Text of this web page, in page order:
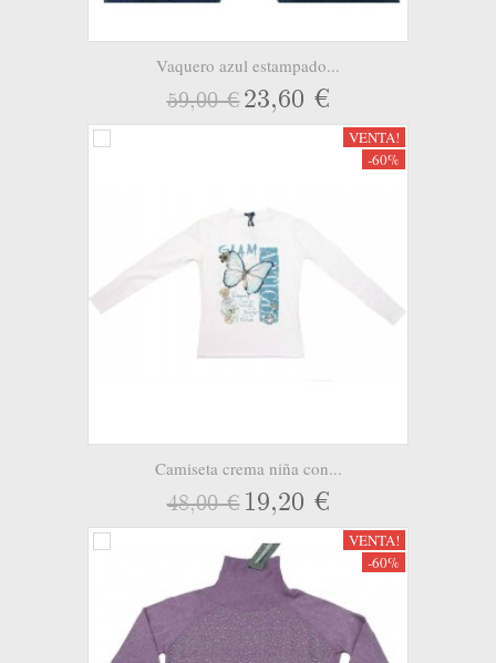
Vaquero azul estampado...
59,00 €23,60 €
VENTA!
-60%
Camiseta crema niña con...
48,00 € 19,20 €
VENTA!
-60%